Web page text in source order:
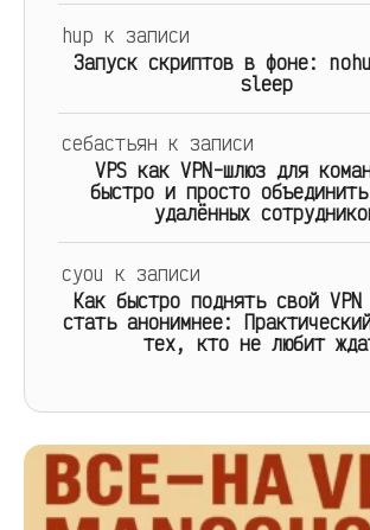
hup к записи
Запуск скриптов в фоне:
sleep
себастьян к записи
VPS как VPN-шлюз для
быстро и просто
удалённых
cyou к записи
Как быстро поднять свой
стать анонимнее:
тех, кто не любит